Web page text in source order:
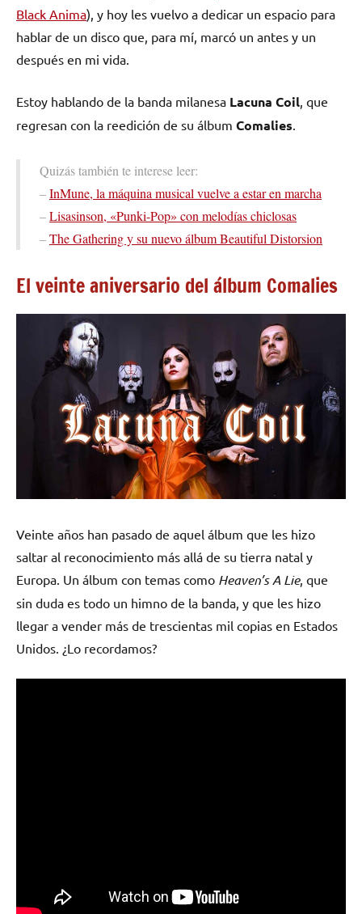
Black Anima), y hoy les vuelvo a dedicar un espacio para
hablar de un disco que, para mí, marcó un antes y un
después en mi vida.
Estoy hablando de la banda milanesa Lacuna Coil , que
regresan con la reedición de su álbum Comalies
Quizás también te interese leer:
–InMune, la máquina musical vuelve a estar en marcha
–Lisasinson, «Punki-Pop» con melodías chiclosas
–The Gathering y su nuevo álbum Beautiful Distorsion
El veinte aniversario del álbum Comalies
Veinte años han pasado de aquel álbum que les hizo
saltar al reconocimiento más allá de su tierra natal y
Europa. Un álbum con temas como Heaven’s A Lie, que
sin duda es todo un himno de la banda, y que les hizo
llegar a vender más de trescientas mil copias en Estados
Unidos. ¿Lo recordamos?